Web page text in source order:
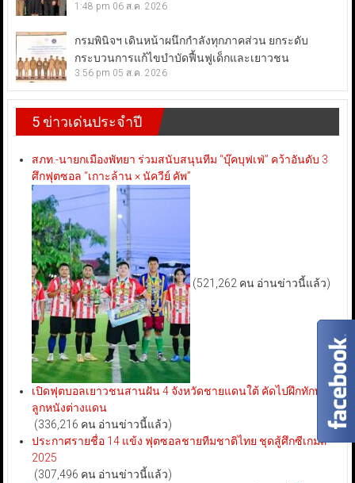
1:48 pm 06 ส.ค. 2026
กรมพินิจฯ เดินหน้าผนึกกำลังทุกภาคส่วน ยกระดับ
กระบวนการแก้ไขบำบัดฟื้นฟูเด็กและเยาวชน
3:56 pm 05 ส.ค. 2026
5 ข่าวเด่นประจำปี
สภท.-นายกเมืองพัทยา ร่วมสนับสนุนทีม “บุ๊คบุฟเฟ่” คว้าอันดับ 3
ศึกฟุตซอล “เกาะล้าน × นัควีย์ คัพ”
(521,262 คน อ่านข่าวนี้แล้ว)
เปิดฟุตบอลเยาวชนสานฝัน 4 จังหวัดชายแดนใต้ คัดไปฝึกทักษะ
ลูกหนังต่างแดน
(336,216 คน อ่านข่าวนี้แล้ว)
ประกาศรายชื่อ 14 แข้ง ฟุตซอลชายทีมชาติไทย ชุดสู้ศึกซีเกมส์
2025
(307,496 คน อ่านข่าวนี้แล้ว)